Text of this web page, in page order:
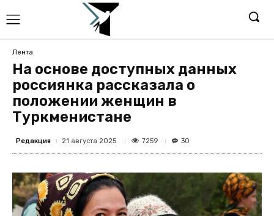
Лента
На основе доступных данных
россиянка рассказала о
положении женщин в
Туркменистане
Редакция 21 августа 2025 7259 30